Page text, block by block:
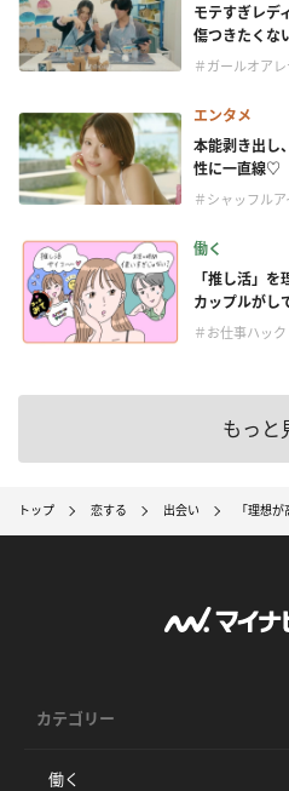
モテすぎレデ
傷つきたくな
＃ガールオア
エンタメ
本能剥き出し
性に一直線♡
＃シャッフル
働く
「推し活」
カップルがし
＃お仕事ハック
もっと
トップ 恋する 出会い 「理想
カテゴリー
働く